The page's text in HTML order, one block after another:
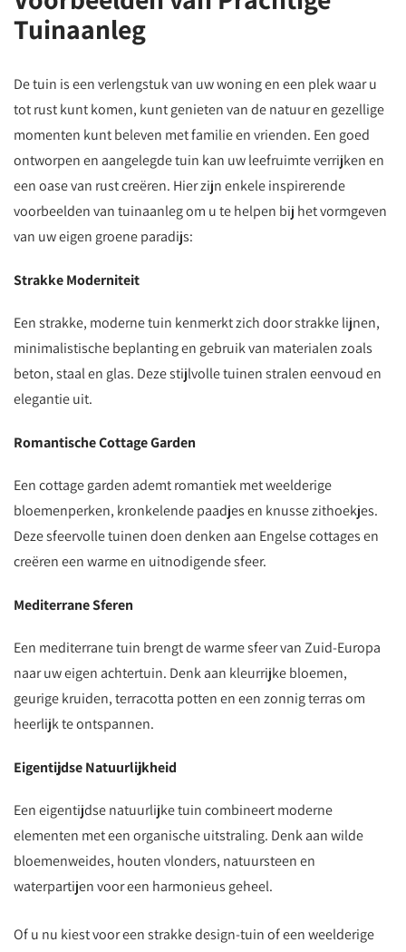
Tuinaanleg
De tuin is een verlengstuk van uw woning en een plek waar u
tot rust kunt komen, kunt genieten van de natuur en gezellige
momenten kunt beleven met familie en vrienden. Een goed
ontworpen en aangelegde tuin kan uw leefruimte verrijken en
een oase van rust creëren. Hier zijn enkele inspirerende
voorbeelden van tuinaanleg om u te helpen bij het vormgeven
van uw eigen groene paradijs:
Strakke Moderniteit
Een strakke, moderne tuin kenmerkt zich door strakke lijnen,
minimalistische beplanting en gebruik van materialen zoals
beton, staal en glas. Deze stijlvolle tuinen stralen eenvoud en
elegantie uit.
Romantische Cottage Garden
Een cottage garden ademt romantiek met weelderige
bloemenperken, kronkelende paadjes en knusse zithoekjes.
Deze sfeervolle tuinen doen denken aan Engelse cottages en
creëren een warme en uitnodigende sfeer.
Mediterrane Sferen
Een mediterrane tuin brengt de warme sfeer van Zuid-Europa
naar uw eigen achtertuin. Denk aan kleurrijke bloemen,
geurige kruiden, terracotta potten en een zonnig terras om
heerlijk te ontspannen.
Eigentijdse Natuurlijkheid
Een eigentijdse natuurlijke tuin combineert moderne
elementen met een organische uitstraling. Denk aan wilde
bloemenweides, houten vlonders, natuursteen en
waterpartijen voor een harmonieus geheel.
Of u nu kiest voor een strakke design-tuin of een weelderige